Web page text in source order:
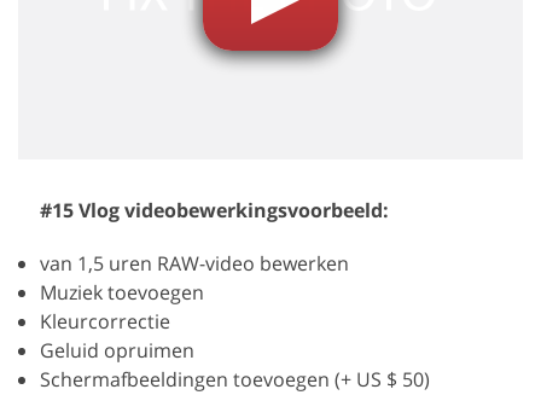
#15 Vlog videobewerkingsvoorbeeld:
van 1,5 uren RAW-video bewerken
Muziek toevoegen
Kleurcorrectie
Geluid opruimen
Schermafbeeldingen toevoegen (+ US $ 50)